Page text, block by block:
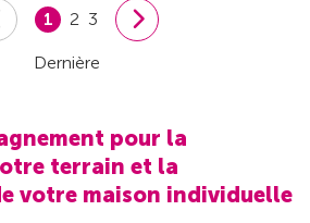
1 2 3
Dernière
pour la
terrain et la
votre maison individuelle